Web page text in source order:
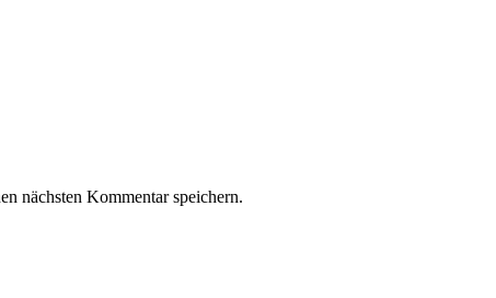
nächsten Kommentar speichern.